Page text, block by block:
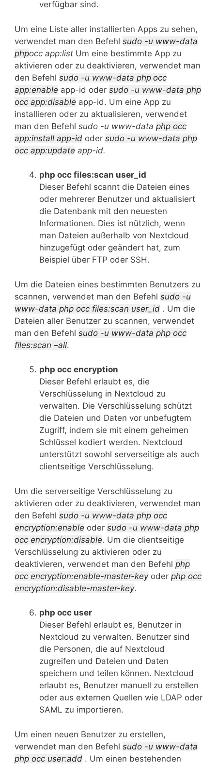
verfügbar sind.
Um eine Liste aller installierten Apps zu sehen,
verwendet man den Befehl sudo -u www-data
phpocc app:list Um eine bestimmte App zu
aktivieren oder zu deaktivieren, verwendet man
den Befehl sudo -u www-data php occ
app:enable app-id oder sudo -u www-data php
occ app:disable app-id. Um eine App zu
installieren oder zu aktualisieren, verwendet
man den Befehl sudo -u www-data php occ
app:install app-id oder sudo -u www-data php
occ app:update app-id.
php occ files:scan user_id
Dieser Befehl scannt die Dateien eines
oder mehrerer Benutzer und aktualisiert
die Datenbank mit den neuesten
Informationen. Dies ist nützlich, wenn
man Dateien außerhalb von Nextcloud
hinzugefügt oder geändert hat, zum
Beispiel über FTP oder SSH.
Um die Dateien eines bestimmten Benutzers zu
scannen, verwendet man den Befehl sudo -u
www-data php occ files:scan user_id . Um die
Dateien aller Benutzer zu scannen, verwendet
man den Befehl sudo -u www-data php occ
files:scan –all.
php occ encryption
Dieser Befehl erlaubt es, die
Verschlüsselung in Nextcloud zu
verwalten. Die Verschlüsselung schützt
die Dateien und Daten vor unbefugtem
Zugriff, indem sie mit einem geheimen
Schlüssel kodiert werden. Nextcloud
unterstützt sowohl serverseitige als auch
clientseitige Verschlüsselung.
Um die serverseitige Verschlüsselung zu
aktivieren oder zu deaktivieren, verwendet man
den Befehl sudo -u www-data php occ
encryption:enable oder sudo -u www-data php
occ encryption:disable. Um die clientseitige
Verschlüsselung zu aktivieren oder zu
deaktivieren, verwendet man den Befehl php
occ encryption:enable-master-keyoder php occ
encryption:disable-master-key.
php occ user
Dieser Befehl erlaubt es, Benutzer in
Nextcloud zu verwalten. Benutzer sind
die Personen, die auf Nextcloud
zugreifen und Dateien und Daten
speichern und teilen können. Nextcloud
erlaubt es, Benutzer manuell zu erstellen
oder aus externen Quellen wie LDAP oder
SAML zu importieren.
Um einen neuen Benutzer zu erstellen,
verwendet man den Befehl sudo -u www-data
php occ user:add . Um einen bestehenden